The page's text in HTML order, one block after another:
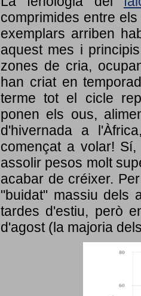
comprimides entre
exemplars arriben
aquest mes i
zones de cria,
han criat en
terme tot el cicle
ponen els ous,
d'hivernada a
començat a volar!
assolir pesos molt
acabar de créixer.
"buidat" massiu dels
tardes d'estiu, però
d'agost (la majoria